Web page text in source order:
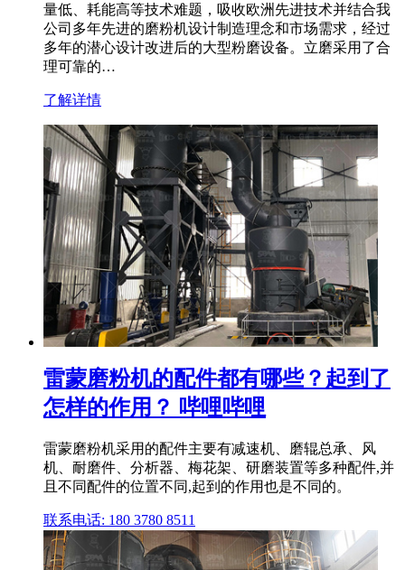
量低、耗能高等技术难题，吸收欧洲先进技术并结合我
公司多年先进的磨粉机设计制造理念和市场需求，经过
多年的潜心设计改进后的大型粉磨设备。立磨采用了合
理可靠的…
了解详情
雷蒙磨粉机的配件都有哪些？起到了
怎样的作用？ 哔哩哔哩
雷蒙磨粉机采用的配件主要有减速机、磨辊总承、风
机、耐磨件、分析器、梅花架、研磨装置等多种配件,并
且不同配件的位置不同,起到的作用也是不同的。
联系电话: 180 3780 8511